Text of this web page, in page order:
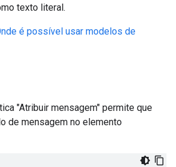
texto literal.
é possível usar modelos de
"Atribuir mensagem" permite que
de mensagem no elemento